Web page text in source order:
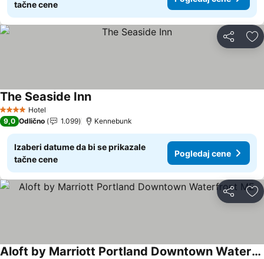
tačne cene
Deli
4 ZvezdiceHotel
The Seaside Inn
9,0 Odlično 1.099 Kennebunk
Izaberi datume da bi se prikazale
tačne cene
Pogledaj cene
Deli
Aloft by Marriott Portland Downtown Waterfront ME